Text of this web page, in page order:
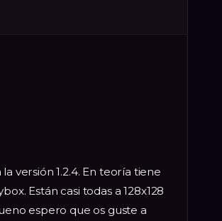
versión 1.2.4. En teoría tiene
Están casi todas a 128x128
espero que os guste a